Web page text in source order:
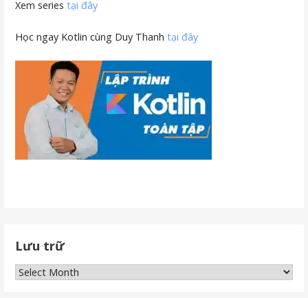
Xem seriestại đây
Học ngay Kotlin cùng Duy Thanhtại đây
Lưu trữ
Lưu